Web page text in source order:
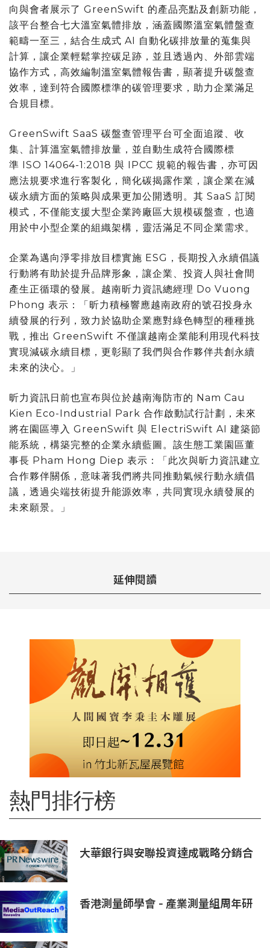
向與會者展示了 GreenSwift 的產品亮點及創新功能，
該平台整合七大溫室氣體排放，涵蓋國際溫室氣體盤查
範疇一至三，結合生成式 AI 自動化碳排放量的蒐集與
計算，讓企業輕鬆掌控碳足跡，並且透過內、外部雲端
協作方式，高效編制溫室氣體報告書，顯著提升碳盤查
效率，達到符合國際標準的碳管理要求，助力企業滿足
合規目標。
GreenSwift SaaS 碳盤查管理平台可全面追蹤、收
集、計算溫室氣體排放量，並自動生成符合國際標
準 ISO 14064-1:2018 與 IPCC 規範的報告書，亦可因
應法規要求進行客製化，簡化碳揭露作業，讓企業在減
碳永續方面的策略與成果更加公開透明。其 SaaS 訂閱
模式，不僅能支援大型企業跨廠區大規模碳盤查，也適
用於中小型企業的組織架構，靈活滿足不同企業需求。
企業為邁向淨零排放目標實施 ESG，長期投入永續倡議
行動將有助於提升品牌形象，讓企業、投資人與社會間
產生正循環的發展。越南昕力資訊總經理 Do Vuong
Phong 表示：「昕力積極響應越南政府的號召投身永
續發展的行列，致力於協助企業應對綠色轉型的種種挑
戰，推出 GreenSwift 不僅讓越南企業能利用現代科技
實現減碳永續目標，更彰顯了我們與合作夥伴共創永續
未來的決心。」
昕力資訊日前也宣布與位於越南海防市的 Nam Cau
Kien Eco-Industrial Park 合作啟動試行計劃，未來
將在園區導入 GreenSwift 與 ElectriSwift AI 建築節
能系統，構築完整的企業永續藍圖。該生態工業園區董
事長 Pham Hong Diep 表示：「此次與昕力資訊建立
合作夥伴關係，意味著我們將共同推動氣候行動永續倡
議，透過尖端技術提升能源效率，共同實現永續發展的
未來願景。」
延伸閱讀
熱門排行榜
大華銀行與安聯投資達成戰略分銷合
香港測量師學會 - 產業測量組周年研